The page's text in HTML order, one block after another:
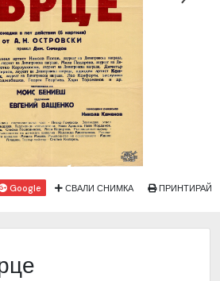
Google СВАЛИ СНИМКА ПРИНТИРАЙ